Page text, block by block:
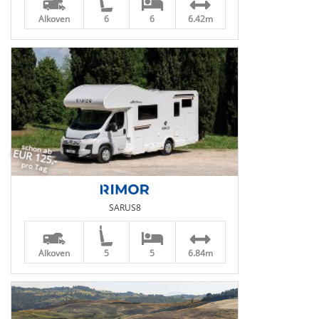
Alkoven 6 6 6.42m
schon ab
EUR 125,-
pro Tag
SARUS8
Alkoven 5 5 6.84m